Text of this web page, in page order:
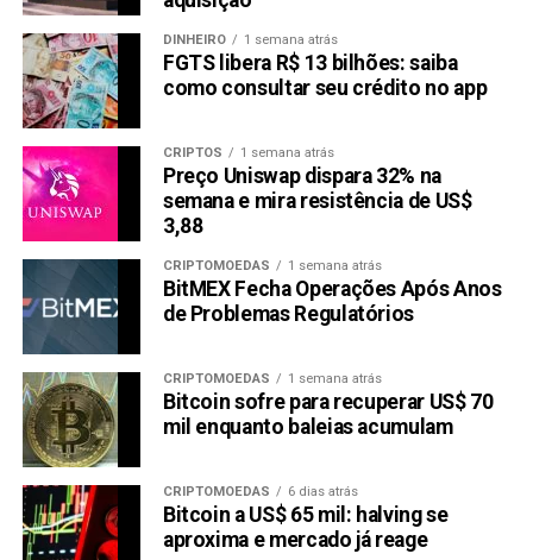
humanas, resultando em decisões lucrativas. A função de
auto-alocação do robo-advisor considera mudanças no
mercado e aprende com novos dados para fornecer
estratégias mais eficazes ao longo do tempo.
Adotar esse modelo baseado em IA é adequado tanto
para traders iniciantes quanto avançados. Ele visa tornar
as finanças descentralizadas autossuficientes e
automatizadas, oferecendo ferramentas e métodos
complexos anteriormente disponíveis apenas para
investidores institucionais.
Negociação Segura e Diversificada
RCO Finance é uma plataforma de negociação segura para
diversos instrumentos financeiros, oferecendo acesso a
mais de 150.000 títulos: ações, títulos, imóveis e mais.
Essa gama atende a diferentes níveis de risco e objetivos
financeiros, permitindo carteiras diversificadas. Também
oferece alavancagem de até 1000x para retornos
DINHEIRO 1 semana atrás
FGTS libera R$ 13 bilhões: saiba
como consultar seu crédito no app
CRIPTOS 1 semana atrás
Preço Uniswap dispara 32% na
semana e mira resistência de US$
3,88
CRIPTOMOEDAS 1 semana atrás
BitMEX Fecha Operações Após Anos
de Problemas Regulatórios
CRIPTOMOEDAS 1 semana atrás
Bitcoin sofre para recuperar US$ 70
mil enquanto baleias acumulam
CRIPTOMOEDAS 6 dias atrás
Bitcoin a US$ 65 mil: halving se
aproxima e mercado já reage